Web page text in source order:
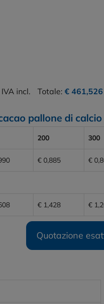
IVA incl. Totale: € 461,526
pallone di calcio
200 300
€ 0,885 €
€ 1,428 €
Quotazione